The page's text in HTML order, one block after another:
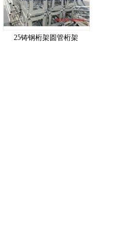
25铸钢桁架圆管桁架